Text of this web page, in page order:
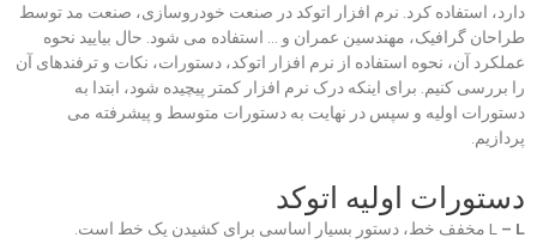
دارد، استفاده کرد. نرم افزار اتوکد در صنعت خودروسازی، صنعت مد توسط
طراحان گرافیک، مهندسین عمران و … استفاده می شود. حال بیایید نحوه
عملکرد آن، نحوه استفاده از نرم افزار اتوکد، دستورات، نکات و ترفندهای آن
را بررسی کنیم. برای اینکه درک نرم افزار کمتر پیچیده شود، ابتدا به
دستورات اولیه و سپس در نهایت به دستورات متوسط و پیشرفته می
پردازیم.
دستورات اولیه اتوکد
L – L مخفف خط، دستور بسیار اساسی برای کشیدن یک خط است.